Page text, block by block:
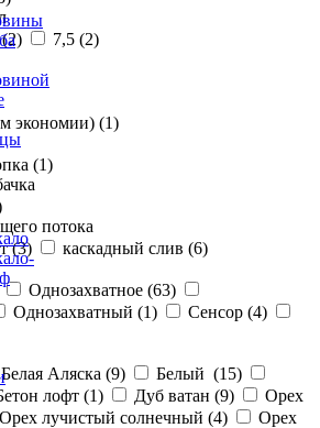
2) 7,5 (2)
экономии) (1)
(1)
потока
(3) каскадный слив (6)
Однозахватное (63)
Однозахватный (1) Сенсор (4)
Белая Аляска (9) Белый (15)
лофт (1) Дуб ватан (9)
Орех
Орех лучистый солнечный (4)
Орех